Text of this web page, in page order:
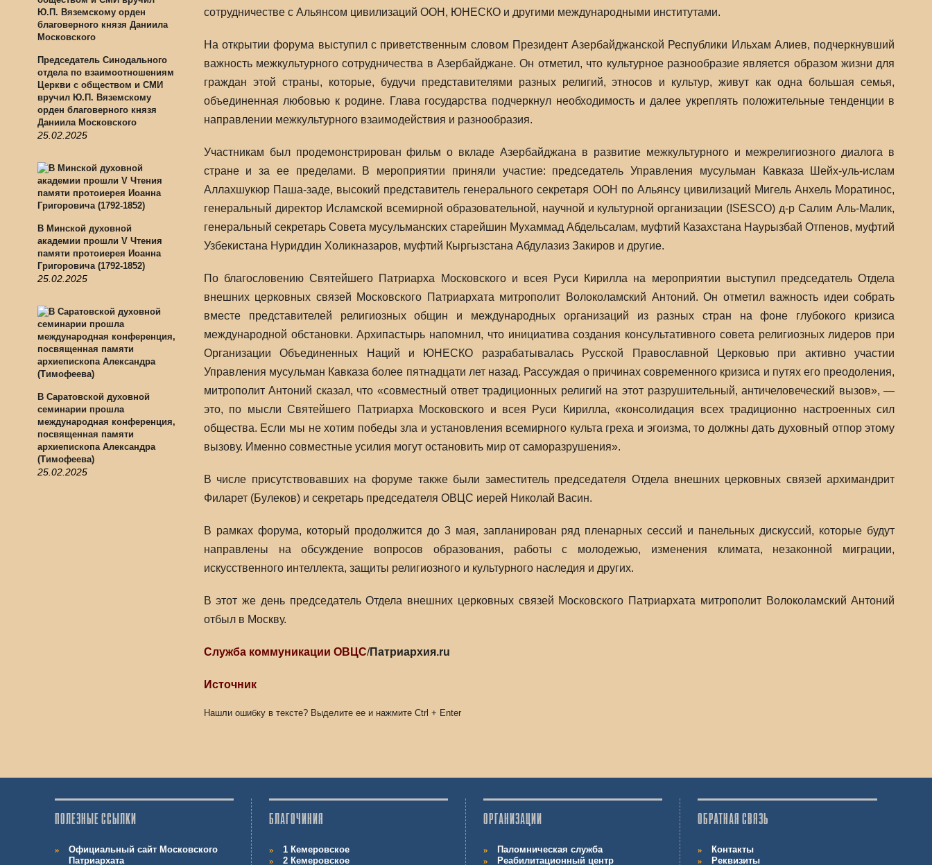
Председатель Синодального
отдела по взаимоотношениям
Церкви с обществом и СМИ
вручил Ю.П. Вяземскому
орден благоверного князя
Даниила Московского
25.02.2025
В Минской духовной
академии прошли V Чтения
памяти протоиерея Иоанна
Григоровича (1792-1852)
25.02.2025
В Саратовской духовной
семинарии прошла
международная конференция,
посвященная памяти
архиепископа Александра
(Тимофеева)
25.02.2025
сотрудничестве с Альянсом цивилизаций ООН, ЮНЕСКО и другими международными институтами.
На открытии форума выступил с приветственным словом Президент Азербайджанской Республики Ильхам Алиев, подчеркнувший
важность межкультурного сотрудничества в Азербайджане. Он отметил, что культурное разнообразие является образом жизни для
граждан этой страны, которые, будучи представителями разных религий, этносов и культур, живут как одна большая семья,
объединенная любовью к родине. Глава государства подчеркнул необходимость и далее укреплять положительные тенденции в
направлении межкультурного взаимодействия и разнообразия.
Участникам был продемонстрирован фильм о вкладе Азербайджана в развитие межкультурного и межрелигиозного диалога в
стране и за ее пределами. В мероприятии приняли участие: председатель Управления мусульман Кавказа Шейх-уль-ислам
Аллахшукюр Паша-заде, высокий представитель генерального секретаря ООН по Альянсу цивилизаций Мигель Анхель Моратинос,
генеральный директор Исламской всемирной образовательной, научной и культурной организации (ISESCO) д-р Салим Аль-Малик,
генеральный секретарь Совета мусульманских старейшин Мухаммад Абдельсалам, муфтий Казахстана Наурызбай Отпенов, муфтий
Узбекистана Нуриддин Холикназаров, муфтий Кыргызстана Абдулазиз Закиров и другие.
По благословению Святейшего Патриарха Московского и всея Руси Кирилла на мероприятии выступил председатель Отдела
внешних церковных связей Московского Патриархата митрополит Волоколамский Антоний. Он отметил важность идеи собрать
вместе представителей религиозных общин и международных организаций из разных стран на фоне глубокого кризиса
международной обстановки. Архипастырь напомнил, что инициатива создания консультативного совета религиозных лидеров при
Организации Объединенных Наций и ЮНЕСКО разрабатывалась Русской Православной Церковью при активно участии
Управления мусульман Кавказа более пятнадцати лет назад. Рассуждая о причинах современного кризиса и путях его преодоления,
митрополит Антоний сказал, что «совместный ответ традиционных религий на этот разрушительный, античеловеческий вызов», —
это, по мысли Святейшего Патриарха Московского и всея Руси Кирилла, «консолидация всех традиционно настроенных сил
общества. Если мы не хотим победы зла и установления всемирного культа греха и эгоизма, то должны дать духовный отпор этому
вызову. Именно совместные усилия могут остановить мир от саморазрушения».
В числе присутствовавших на форуме также были заместитель председателя Отдела внешних церковных связей архимандрит
Филарет (Булеков) и секретарь председателя ОВЦС иерей Николай Васин.
В рамках форума, который продолжится до 3 мая, запланирован ряд пленарных сессий и панельных дискуссий, которые будут
направлены на обсуждение вопросов образования, работы с молодежью, изменения климата, незаконной миграции,
искусственного интеллекта, защиты религиозного и культурного наследия и других.
В этот же день председатель Отдела внешних церковных связей Московского Патриархата митрополит Волоколамский Антоний
отбыл в Москву.
Служба коммуникации ОВЦС/Патриархия.ru
Источник
Нашли ошибку в тексте? Выделите ее и нажмите Ctrl + Enter
ПОЛЕЗНЫЕ ССЫЛКИ
Официальный сайт Московского
Патриархата
БЛАГОЧИНИЯ
1 Кемеровское
2 Кемеровское
ОРГАНИЗАЦИИ
Паломническая служба
Реабилитационный центр
ОБРАТНАЯ СВЯЗЬ
Контакты
Реквизиты